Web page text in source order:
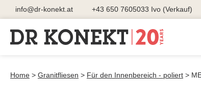
info@dr-konekt.at +43 650 7605033 Ivo (Verkauf)
Home > Granitfliesen > Für den Innenbereich - poliert >